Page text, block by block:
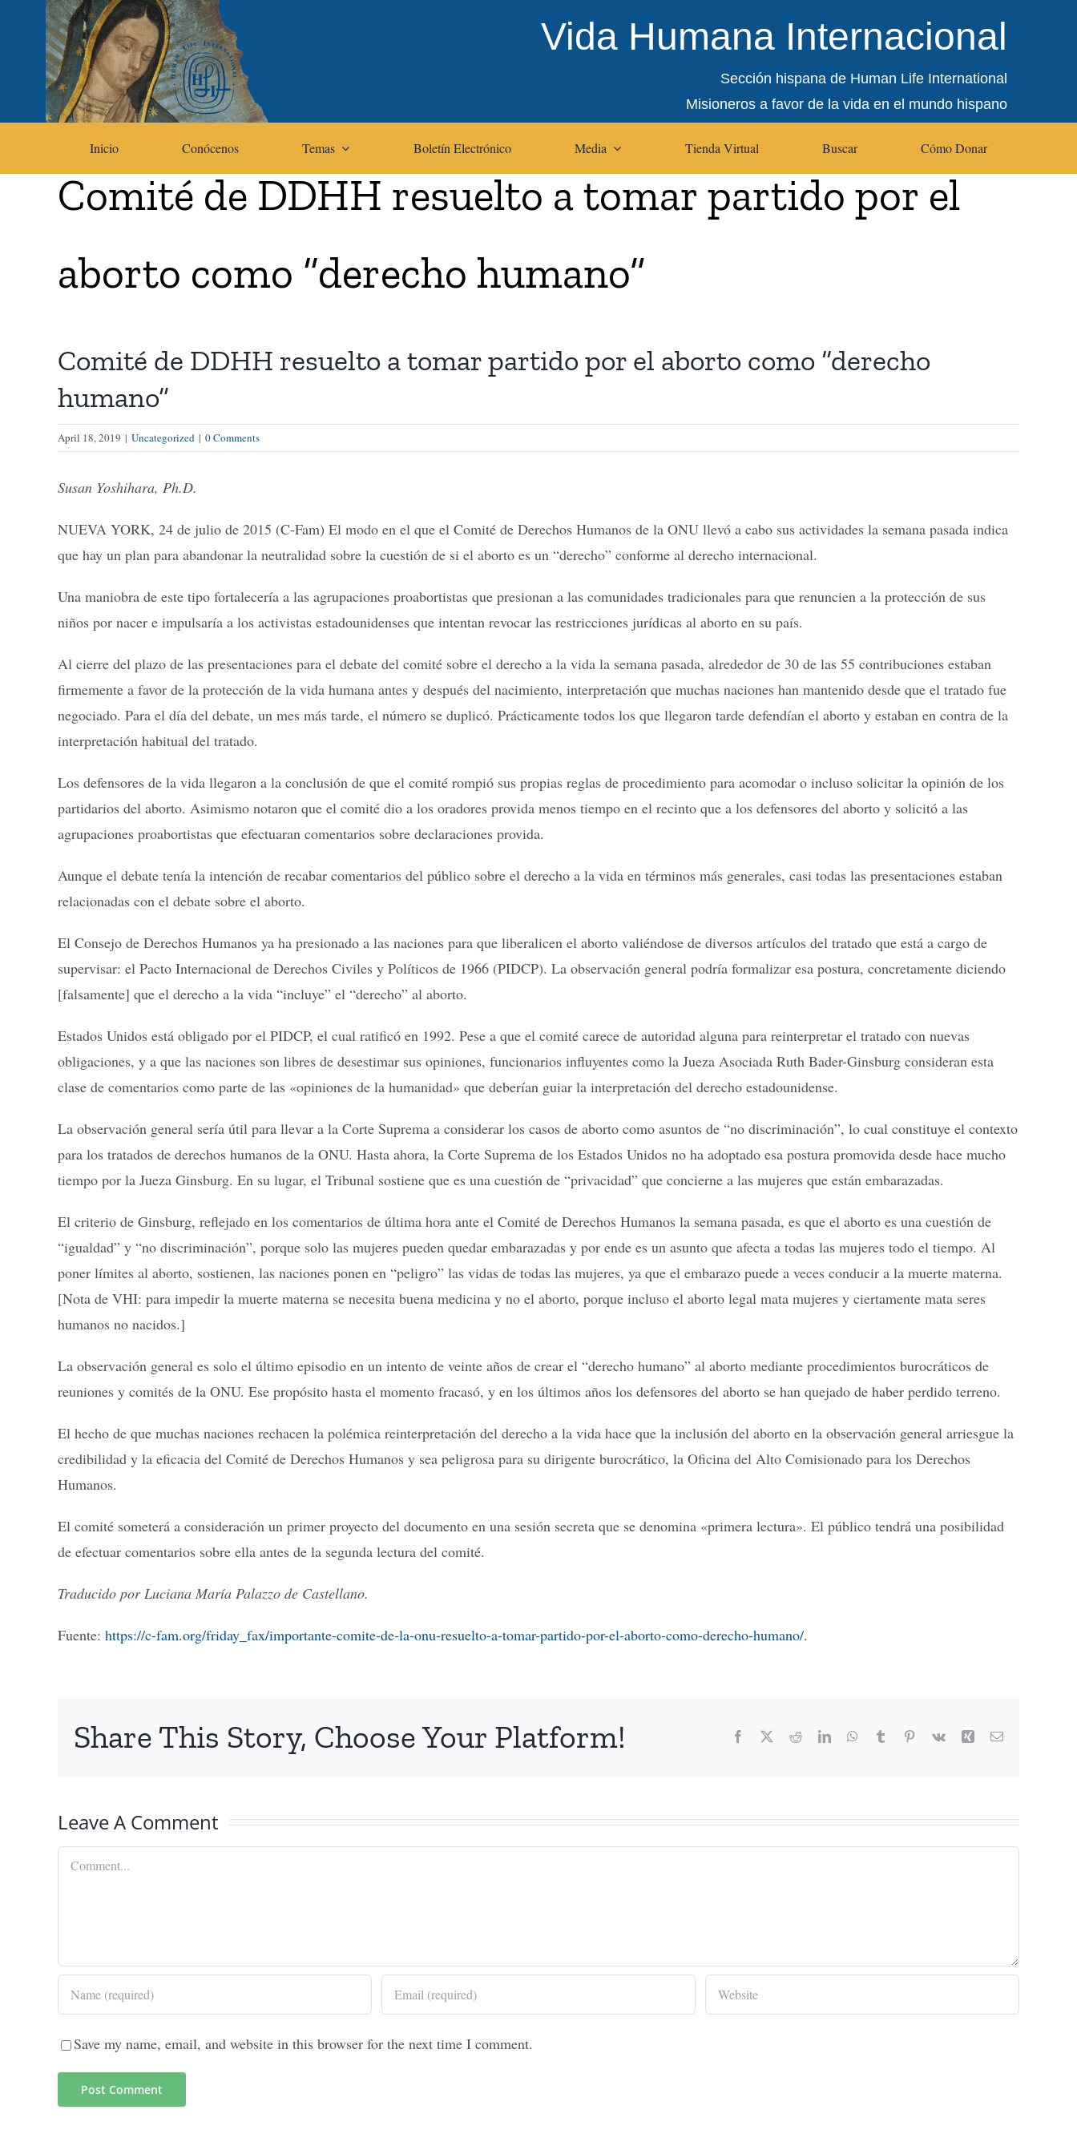
Vida Humana Internacional
Sección hispana de Human Life International
Misioneros a favor de la vida en el mundo hispano
Inicio Conócenos Temas Boletín Electrónico Media Tienda Virtual Buscar Cómo Donar
Comité de DDHH resuelto a tomar partido por el
aborto como “derecho humano”
Comité de DDHH resuelto a tomar partido por el aborto como “derecho
humano”
April 18, 2019 | Uncategorized | 0 Comments
Susan Yoshihara, Ph.D.
NUEVA YORK, 24 de julio de 2015 (C-Fam) El modo en el que el Comité de Derechos Humanos de la ONU llevó a cabo sus actividades la semana pasada indica
que hay un plan para abandonar la neutralidad sobre la cuestión de si el aborto es un “derecho” conforme al derecho internacional.
Una maniobra de este tipo fortalecería a las agrupaciones proabortistas que presionan a las comunidades tradicionales para que renuncien a la protección de sus
niños por nacer e impulsaría a los activistas estadounidenses que intentan revocar las restricciones jurídicas al aborto en su país.
Al cierre del plazo de las presentaciones para el debate del comité sobre el derecho a la vida la semana pasada, alrededor de 30 de las 55 contribuciones estaban
firmemente a favor de la protección de la vida humana antes y después del nacimiento, interpretación que muchas naciones han mantenido desde que el tratado fue
negociado. Para el día del debate, un mes más tarde, el número se duplicó. Prácticamente todos los que llegaron tarde defendían el aborto y estaban en contra de la
interpretación habitual del tratado.
Los defensores de la vida llegaron a la conclusión de que el comité rompió sus propias reglas de procedimiento para acomodar o incluso solicitar la opinión de los
partidarios del aborto. Asimismo notaron que el comité dio a los oradores provida menos tiempo en el recinto que a los defensores del aborto y solicitó a las
agrupaciones proabortistas que efectuaran comentarios sobre declaraciones provida.
Aunque el debate tenía la intención de recabar comentarios del público sobre el derecho a la vida en términos más generales, casi todas las presentaciones estaban
relacionadas con el debate sobre el aborto.
El Consejo de Derechos Humanos ya ha presionado a las naciones para que liberalicen el aborto valiéndose de diversos artículos del tratado que está a cargo de
supervisar: el Pacto Internacional de Derechos Civiles y Políticos de 1966 (PIDCP). La observación general podría formalizar esa postura, concretamente diciendo
[falsamente] que el derecho a la vida “incluye” el “derecho” al aborto.
Estados Unidos está obligado por el PIDCP, el cual ratificó en 1992. Pese a que el comité carece de autoridad alguna para reinterpretar el tratado con nuevas
obligaciones, y a que las naciones son libres de desestimar sus opiniones, funcionarios influyentes como la Jueza Asociada Ruth Bader-Ginsburg consideran esta
clase de comentarios como parte de las «opiniones de la humanidad» que deberían guiar la interpretación del derecho estadounidense.
La observación general sería útil para llevar a la Corte Suprema a considerar los casos de aborto como asuntos de “no discriminación”, lo cual constituye el contexto
para los tratados de derechos humanos de la ONU. Hasta ahora, la Corte Suprema de los Estados Unidos no ha adoptado esa postura promovida desde hace mucho
tiempo por la Jueza Ginsburg. En su lugar, el Tribunal sostiene que es una cuestión de “privacidad” que concierne a las mujeres que están embarazadas.
El criterio de Ginsburg, reflejado en los comentarios de última hora ante el Comité de Derechos Humanos la semana pasada, es que el aborto es una cuestión de
“igualdad” y “no discriminación”, porque solo las mujeres pueden quedar embarazadas y por ende es un asunto que afecta a todas las mujeres todo el tiempo. Al
poner límites al aborto, sostienen, las naciones ponen en “peligro” las vidas de todas las mujeres, ya que el embarazo puede a veces conducir a la muerte materna.
[Nota de VHI: para impedir la muerte materna se necesita buena medicina y no el aborto, porque incluso el aborto legal mata mujeres y ciertamente mata seres
humanos no nacidos.]
La observación general es solo el último episodio en un intento de veinte años de crear el “derecho humano” al aborto mediante procedimientos burocráticos de
reuniones y comités de la ONU. Ese propósito hasta el momento fracasó, y en los últimos años los defensores del aborto se han quejado de haber perdido terreno.
El hecho de que muchas naciones rechacen la polémica reinterpretación del derecho a la vida hace que la inclusión del aborto en la observación general arriesgue la
credibilidad y la eficacia del Comité de Derechos Humanos y sea peligrosa para su dirigente burocrático, la Oficina del Alto Comisionado para los Derechos
Humanos.
El comité someterá a consideración un primer proyecto del documento en una sesión secreta que se denomina «primera lectura». El público tendrá una posibilidad
de efectuar comentarios sobre ella antes de la segunda lectura del comité.
Traducido por Luciana María Palazzo de Castellano.
Fuente: https://c-fam.org/friday_fax/importante-comite-de-la-onu-resuelto-a-tomar-partido-por-el-aborto-como-derecho-humano/.
Share This Story, Choose Your Platform! Facebook RedditLinkedInWhatsApp
Tumblr Pinterest
Vk Xing Email
Leave A Comment
Comment
Save my name, email, and website in this browser for the next time I comment.